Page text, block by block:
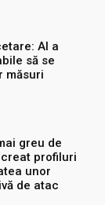
AI a
să se
măsuri
greu de
profiluri
unor
de atac